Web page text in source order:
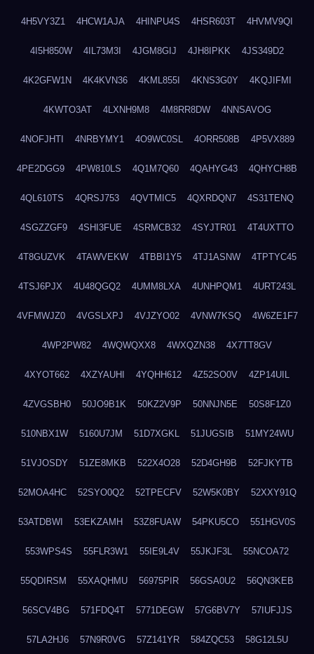
4H5VY3Z1 4HCW1AJA 4HINPU4S 4HSR603T 4HVMV9QI
4I5H850W 4IL73M3I 4JGM8GIJ 4JH8IPKK 4JS349D2
4K2GFW1N 4K4KVN36 4KML855I 4KNS3G0Y 4KQJIFMI
4KWTO3AT 4LXNH9M8 4M8RR8DW 4NNSAVOG
4NOFJHTI 4NRBYMY1 4O9WC0SL 4ORR508B 4P5VX889
4PE2DGG9 4PW810LS 4Q1M7Q60 4QAHYG43 4QHYCH8B
4QL610TS 4QRSJ753 4QVTMIC5 4QXRDQN7 4S31TENQ
4SGZZGF9 4SHI3FUE 4SRMCB32 4SYJTR01 4T4UXTTO
4T8GUZVK 4TAWVEKW 4TBBI1Y5 4TJ1ASNW 4TPTYC45
4TSJ6PJX 4U48QGQ2 4UMM8LXA 4UNHPQM1 4URT243L
4VFMWJZ0 4VGSLXPJ 4VJZYO02 4VNW7KSQ 4W6ZE1F7
4WP2PW82 4WQWQXX8 4WXQZN38 4X7TT8GV
4XYOT662 4XZYAUHI 4YQHH612 4Z52SO0V 4ZP14UIL
4ZVGSBH0 50JO9B1K 50KZ2V9P 50NNJN5E 50S8F1Z0
510NBX1W 5160U7JM 51D7XGKL 51JUGSIB 51MY24WU
51VJOSDY 51ZE8MKB 522X4O28 52D4GH9B 52FJKYTB
52MOA4HC 52SYO0Q2 52TPECFV 52W5K0BY 52XXY91Q
53ATDBWI 53EKZAMH 53Z8FUAW 54PKU5CO 551HGV0S
553WPS4S 55FLR3W1 55IE9L4V 55JKJF3L 55NCOA72
55QDIRSM 55XAQHMU 56975PIR 56GSA0U2 56QN3KEB
56SCV4BG 571FDQ4T 5771DEGW 57G6BV7Y 57IUFJJS
57LA2HJ6 57N9R0VG 57Z141YR 584ZQC53 58G12L5U